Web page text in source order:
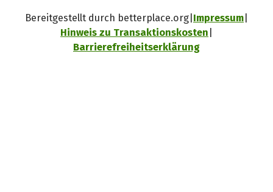
Bereitgestellt durch betterplace.org Impressum
Hinweis zu Transaktionskosten
Barrierefreiheitserklärung